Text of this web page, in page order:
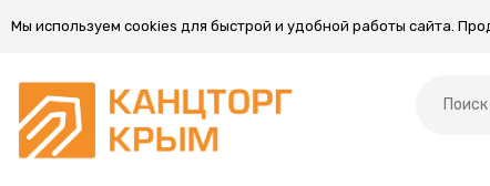
Мы используем cookies для быстрой и удобной работы сайта.